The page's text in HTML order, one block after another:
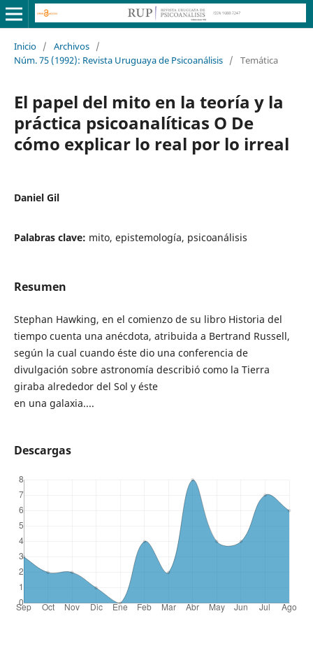
Inicio / Archivos /
Núm. 75 (1992): Revista Uruguaya de Psicoanálisis / Temática
El papel del mito en la teoría y la
práctica psicoanalíticas O De
cómo explicar lo real por lo irreal
Daniel Gil
Palabras clave: mito, epistemología, psicoanálisis
Resumen
Stephan Hawking, en el comienzo de su libro Historia del
tiempo cuenta una anécdota, atribuida a Bertrand Russell,
según la cual cuando éste dio una conferencia de
divulgación sobre astronomía describió como la Tierra
giraba alrededor del Sol y éste
en una galaxia....
Descargas